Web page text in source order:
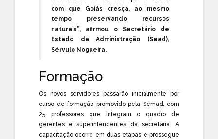
com que Goiás cresça, ao mesmo
tempo preservando recursos
naturais”, afirmou o Secretário de
Estado da Administração (Sead),
Sérvulo Nogueira.
Formação
Os novos servidores passarão inicialmente por
curso de formação promovido pela Semad, com
25 professores que integram o quadro de
gerentes e superintendentes da secretaria. A
capacitação ocorre em duas etapas e prossegue